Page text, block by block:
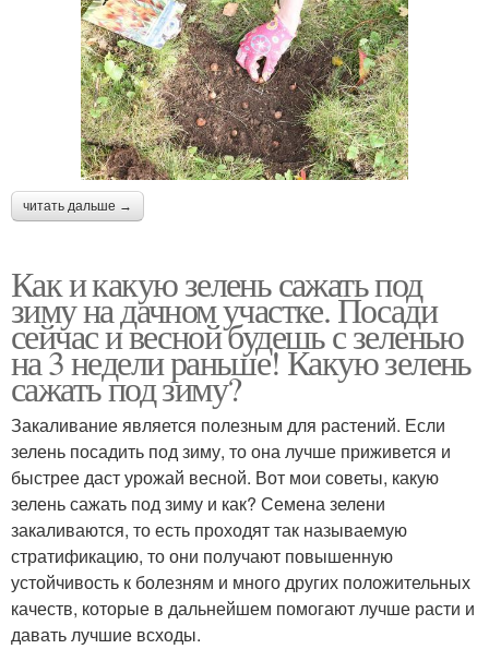
читать дальше →
Как и какую зелень сажать под
зиму на дачном участке. Посади
сейчас и весной будешь с зеленью
на 3 недели раньше! Какую зелень
сажать под зиму?
Закаливание является полезным для растений. Если
зелень посадить под зиму, то она лучше приживется и
быстрее даст урожай весной. Вот мои советы, какую
зелень сажать под зиму и как? Семена зелени
закаливаются, то есть проходят так называемую
стратификацию, то они получают повышенную
устойчивость к болезням и много других положительных
качеств, которые в дальнейшем помогают лучше расти и
давать лучшие всходы.